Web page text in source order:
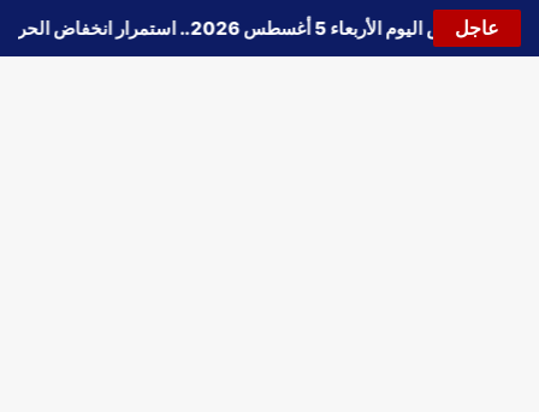
عاجل
حالة الطقس اليوم الأربعاء 5 أغسطس 2026.. استمرار انخفاض الحرارة وتحذيرات من الشبورة واضطراب الملاحة